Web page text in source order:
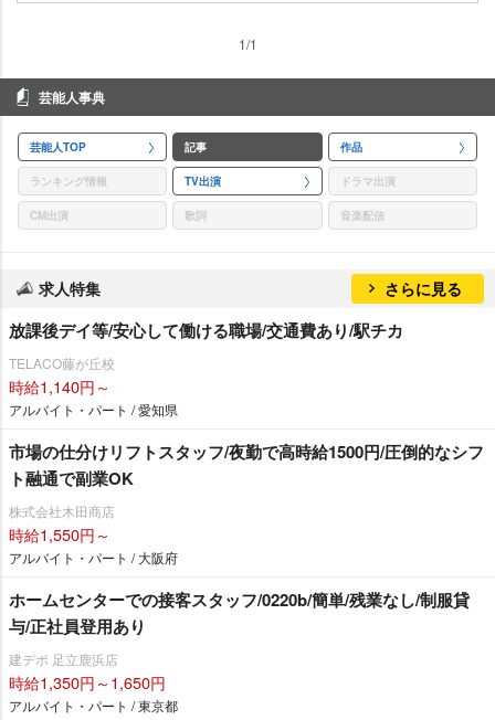
1/1
芸能人事典
芸能人TOP 記事 作品
ランキング情報 TV出演 ドラマ出演
CM出演 歌詞 音楽配信
求人特集 さらに見る
放課後デイ等/安心して働ける職場/交通費あり/駅チカ
TELACO藤が丘校
時給1,140円～
アルバイト・パート / 愛知県
市場の仕分けリフトスタッフ/夜勤で高時給1500円/圧倒的なシフ
ト融通で副業OK
株式会社木田商店
時給1,550円～
アルバイト・パート / 大阪府
ホームセンターでの接客スタッフ/0220b/簡単/残業なし/制服貸
与/正社員登用あり
建デポ 足立鹿浜店
時給1,350円～1,650円
アルバイト・パート / 東京都